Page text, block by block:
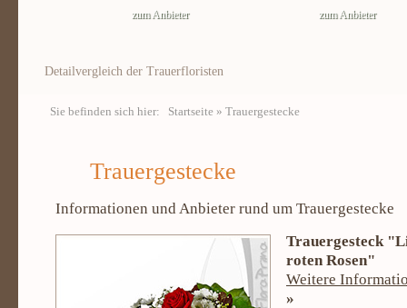
Detailvergleich der Trauerfloristen
zum Anbieter zum Anbieter
Sie befinden sich hier: Startseite » Trauergestecke
Trauergestecke
Informationen und Anbieter rund um Trauergestecke
Trauergesteck
roten Rosen"
Weitere
»